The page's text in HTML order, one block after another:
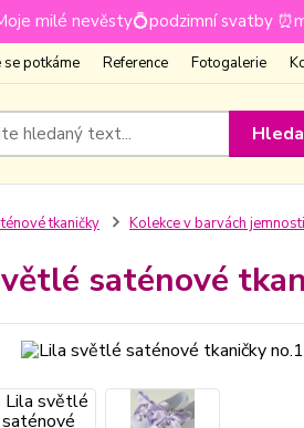
milé nevěsty💍podzimní svatby
se potkáme Reference Fotogalerie
tkaničky Kolekce v barvách jemnosti
saténové